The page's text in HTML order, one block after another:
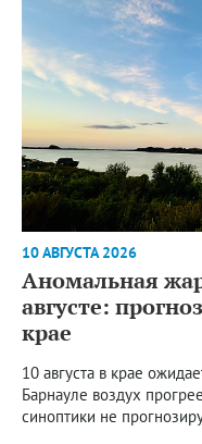
10 АВГУСТА 2026
Аномальная
августе:
крае
10 августа в крае
Барнауле воздух
синоптики не